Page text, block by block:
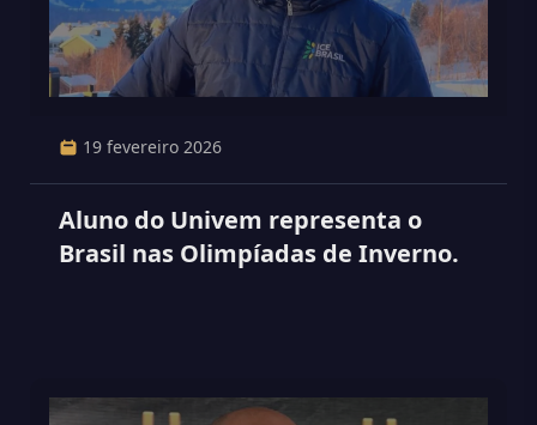
19 fevereiro 2026
Aluno do Univem representa o
Brasil nas Olimpíadas de Inverno.